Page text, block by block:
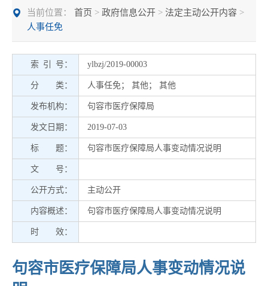
当前位置： 首页 > 政府信息公开 > 法定主动公开内容 >
人事任免
索 引 号： ylbzj/2019-00003
分 类： 人事任免 ； 其他 ； 其他
发布机构： 句容市医疗保障局
发文日期： 2019-07-03
标 题： 句容市医疗保障局人事变动情况说明
文 号：
公开方式： 主动公开
内容概述： 句容市医疗保障局人事变动情况说明
时 效：
句容市医疗保障局人事变动情况说